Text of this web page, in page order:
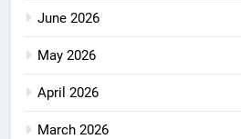
June 2026
May 2026
April 2026
March 2026